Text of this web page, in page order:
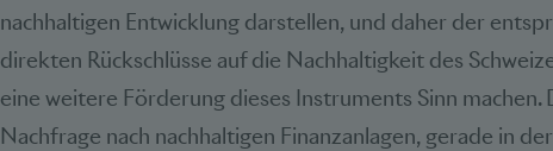
nachhaltigen Entwicklung darstellen, und daher der
direkten Rückschlüsse auf die Nachhaltigkeit des
eine weitere Förderung dieses Instruments Sinn machen.
Nachfrage nach nachhaltigen Finanzanlagen, gerade in